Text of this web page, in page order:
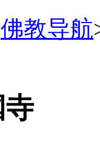
佛教导航